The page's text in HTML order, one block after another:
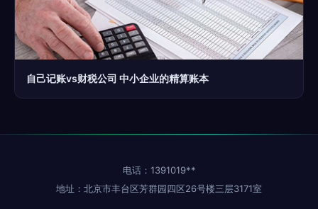
自己记账vs财税公司 中小企业的精算账本
电话：1391019**
地址：北京市丰台区芳群园四区26号楼三层3171室